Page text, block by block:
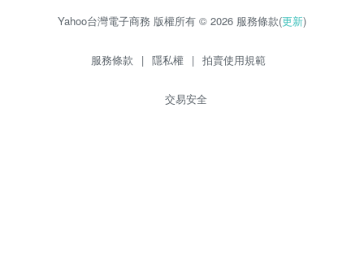
Yahoo台灣電子商務 版權所有 © 2026 服務條款(更新)
服務條款 | 隱私權 | 拍賣使用規範
交易安全